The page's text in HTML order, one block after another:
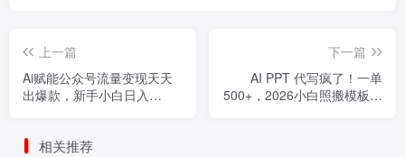
上一篇
Ai赋能公众号流量变现天天
出爆款，新手小白日入
下一篇
AI PPT 代写疯了！一单
500+，2026小白照搬模板，
相关推荐